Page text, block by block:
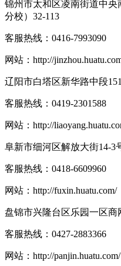
锦州市太和区凌南街道中央
分校）32-113
客服热线： 0416-7993090
网站： http://
辽阳市白塔区新华路中段
客服热线： 0419-2301588
网站： http://
阜新市细河区解放大街14-3
客服热线： 0418-6609960
网站： http://fuxin.huatu.com/
盘锦市兴隆台区乐园一区商
客服热线： 0427-2883366
网站： http://panjin.huatu.com/